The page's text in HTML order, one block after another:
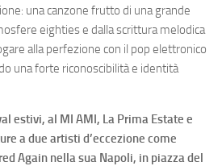
una canzone frutto di una grande
eighties e dalla scrittura melodica
alla perfezione con il pop elettronico
una forte riconoscibilità e identità
estivi, al MI AMI, La Prima Estate e
a due artisti d’eccezione come
Again nella sua Napoli, in piazza del